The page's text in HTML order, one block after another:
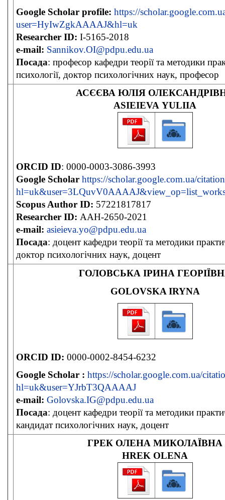
Google Scholar profile: https://
user=HyIwZgkAAAAJ&hl=uk
Researcher ID: I-5165-2018
e-mail: Sannikov.OI@pdpu.edu.ua
Посада: професор кафедри теорії та методики
психології, доктор психологічних наук, професор
АСЄЄВА ЮЛІЯ
ASIEIEVA YULIIA
ORCID ID: 0000-0003-3086-3993
Google Scholar https://scholar.google.com.ua/
Scopus Author ID: 57221817817
Researcher ID: AAH-2650-2021
e-mail: asieieva.yo@pdpu.edu.ua
Посада: доцент кафедри теорії та методики
доктор психологічних наук, доцент
ГОЛОВСЬКА ІРИНА
GOLOVSKA IRYNA
ORCID ID: 0000-0002-8454-6232
Google Scholar : https://scholar.google.com.ua/
hl=uk&user=YJrbT3QAAAAJ
e-mail: Golovska.IG@pdpu.edu.ua
Посада: доцент кафедри теорії та методики
кандидат психологічних наук, доцент
ГРЕК ОЛЕНА МИКОЛАЇВНА
HREK OLENA